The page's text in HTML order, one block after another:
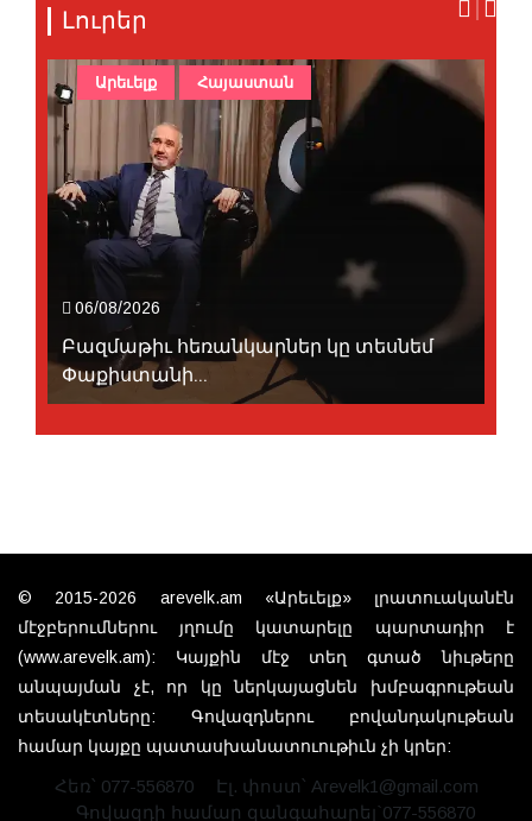
Լուրեր
06/08/2026
Բազմաթիւ հեռանկարներ կը տեսնեմ
Փաքիստանի...
Արեւելք Հայաստան
© 2015-2026 arevelk.am «Արեւելք» լրատուականէն
մէջբերումներու յղումը կատարելը պարտադիր է
(www.arevelk.am): Կայքին մէջ տեղ գտած նիւթերը
անպայման չէ, որ կը ներկայացնեն խմբագրութեան
տեսակէտները: Գովազդներու բովանդակութեան
համար կայքը պատասխանատուութիւն չի կրեր:
Հեռ՝ 077-556870
Էլ. փոստ՝ Arevelk1@gmail.com
Գովազդի համար զանգահարել`077-556870